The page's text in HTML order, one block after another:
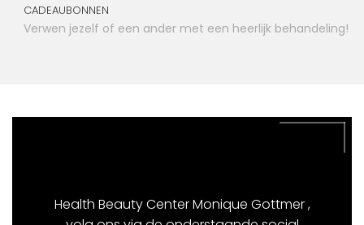
CADEAUBONNEN
Verwen jezelf of een ander met een heerlijk behandeling!
Health Beauty Center Monique Gottmer ,